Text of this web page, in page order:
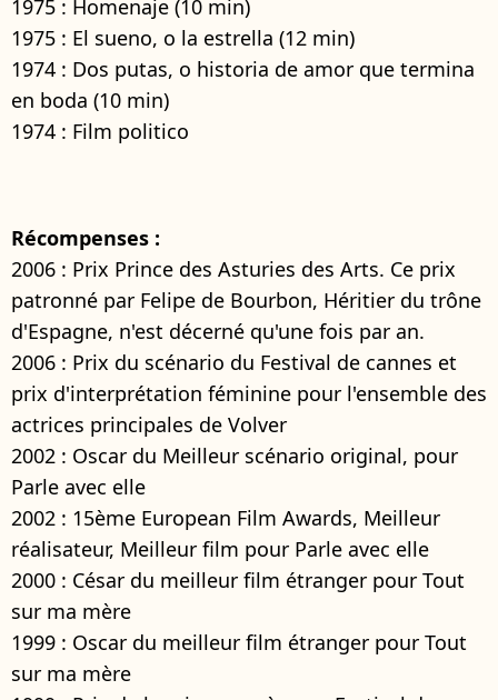
1975 : Homenaje (10 min)
1975 : El sueno, o la estrella (12 min)
1974 : Dos putas, o historia de amor que termina
en boda (10 min)
1974 : Film politico
Récompenses :
2006 : Prix Prince des Asturies des Arts. Ce prix
patronné par Felipe de Bourbon, Héritier du trône
d'Espagne, n'est décerné qu'une fois par an.
2006 : Prix du scénario du Festival de cannes et
prix d'interprétation féminine pour l'ensemble des
actrices principales de Volver
2002 : Oscar du Meilleur scénario original, pour
Parle avec elle
2002 : 15ème European Film Awards, Meilleur
réalisateur, Meilleur film pour Parle avec elle
2000 : César du meilleur film étranger pour Tout
sur ma mère
1999 : Oscar du meilleur film étranger pour Tout
sur ma mère